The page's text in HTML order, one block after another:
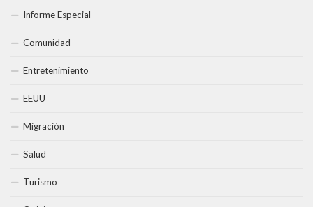
Informe Especial
Comunidad
Entretenimiento
EEUU
Migración
Salud
Turismo